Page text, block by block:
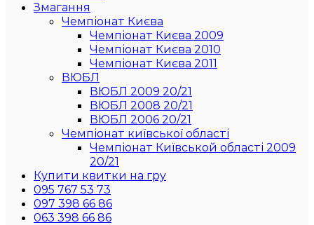
Змагання
Чемпіонат Києва
Чемпіонат Києва 2009
Чемпіонат Києва 2010
Чемпіонат Києва 2011
ВЮБЛ
ВЮБЛ 2009 20/21
ВЮБЛ 2008 20/21
ВЮБЛ 2006 20/21
Чемпіонат київської області
Чемпіонат Київськой області 2009
20/21
Купити квитки на гру
095 767 53 73
097 398 66 86
063 398 66 86